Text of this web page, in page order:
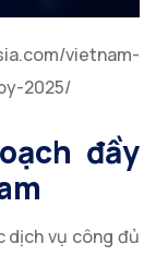
vietnam-
2025/
đầy
dịch vụ công đủ